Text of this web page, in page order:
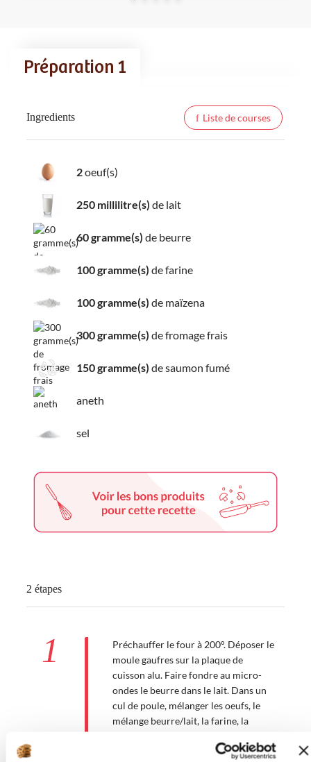
Préparation 1
Ingredients Liste de courses
2oeuf(s)
250 millilitre(s) de lait
60 gramme(s) de beurre
100 gramme(s) de farine
100 gramme(s) de maïzena
300 gramme(s) de fromage frais
150 gramme(s) de saumon fumé
aneth
sel
2 étapes
1
Préchauffer le four à 200°. Déposer le
moule gaufres sur la plaque de
cuisson alu. Faire fondre au micro-
ondes le beurre dans le lait. Dans un
cul de poule, mélanger les oeufs, le
mélange beurre/lait, la farine, la
pouvez aussi le faire directement au